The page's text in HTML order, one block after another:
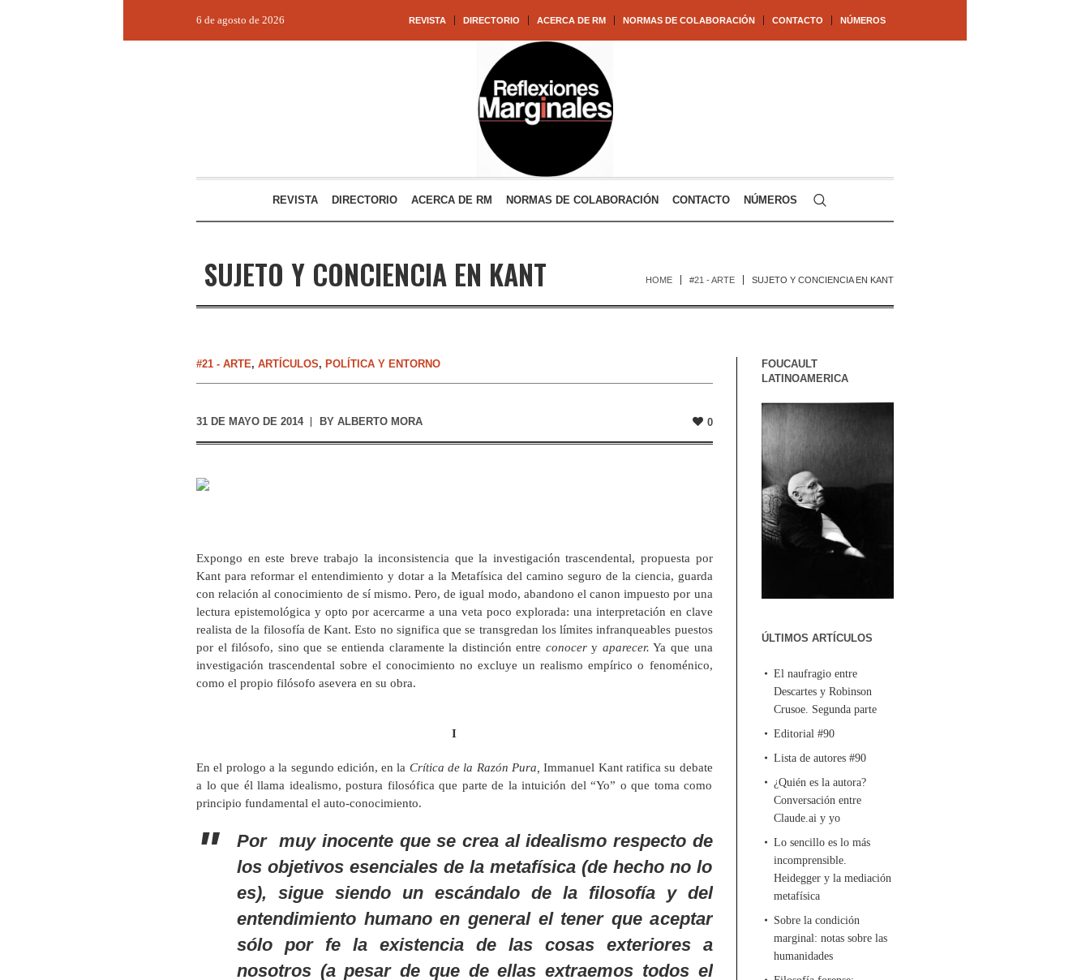
REVISTA DIRECTORIO ACERCA DE RM NORMAS DE COLABORACIÓN CONTACTO NÚMEROS
6 de agosto de 2026
REVISTA DIRECTORIO ACERCA DE RM NORMAS DE COLABORACIÓN CONTACTO NÚMEROS
SUJETO Y CONCIENCIA EN KANT HOME #21 - ARTE SUJETO Y CONCIENCIA EN KANT
#21 - ARTE, ARTÍCULOS, POLÍTICA Y ENTORNO
31 DE MAYO DE 2014 BY ALBERTO MORA 0
Expongo en este breve trabajo la inconsistencia que la investigación trascendental, propuesta por
Kant para reformar el entendimiento y dotar a la Metafísica del camino seguro de la ciencia, guarda
con relación al conocimiento de sí mismo. Pero, de igual modo, abandono el canon impuesto por una
lectura epistemológica y opto por acercarme a una veta poco explorada: una interpretación en clave
realista de la filosofía de Kant. Esto no significa que se transgredan los límites infranqueables puestos
por el filósofo, sino que se entienda claramente la distinción entre conocery aparecer. Ya que una
investigación trascendental sobre el conocimiento no excluye un realismo empírico o fenoménico,
como el propio filósofo asevera en su obra.
I
En el prologo a la segundo edición, en la Crítica de la Razón Pura,Immanuel Kant ratifica su debate
a lo que él llama idealismo, postura filosófica que parte de la intuición del “Yo” o que toma como
principio fundamental el auto-conocimiento.
Por muy inocente que se crea al idealismo respecto de
los objetivos esenciales de la metafísica (de hecho no lo
es), sigue siendo un escándalo de la filosofía y del
entendimiento humano en general el tener que aceptar
sólo por fe la existencia de las cosas exteriores a
nosotros (a pesar de que de ellas extraemos todos el
FOUCAULT
LATINOAMERICA
ÚLTIMOS ARTÍCULOS
El naufragio entre
Descartes y Robinson
Crusoe. Segunda parte
Editorial #90
Lista de autores #90
¿Quién es la autora?
Conversación entre
Claude.ai y yo
Lo sencillo es lo más
incomprensible.
Heidegger y la mediación
metafísica
Sobre la condición
marginal: notas sobre las
humanidades